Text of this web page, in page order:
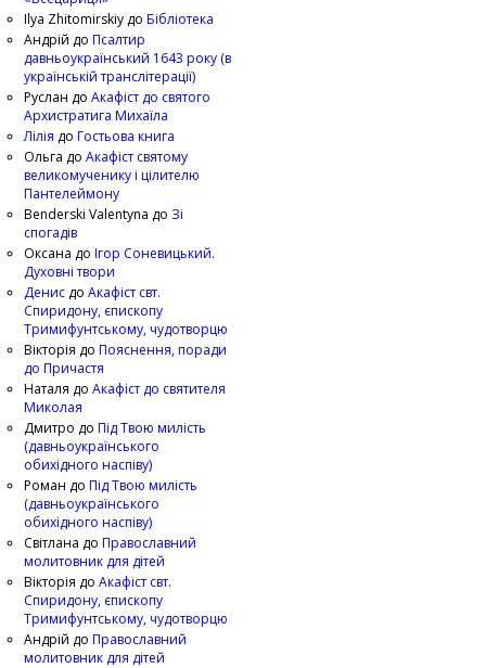
Ilya Zhitomirskiy до Бібліотека
Андрій до Псалтир
давньоукраїнський 1643 року (в
українській транслітерації)
Руслан до Акафіст до святого
Архистратига Михаїла
Лілія до Гостьова книга
Ольга до Акафіст святому
великомученику і цілителю
Пантелеймону
Benderski Valentyna до Зі
спогадів
Оксана до Ігор Соневицький.
Духовні твори
Денис до Акафіст свт.
Спиридону, єпископу
Тримифунтському, чудотворцю
Вікторія до Пояснення, поради
до Причастя
Наталя до Акафіст до святителя
Миколая
Дмитро до Під Твою милість
(давньоукраїнського
обихідного наспіву)
Роман до Під Твою милість
(давньоукраїнського
обихідного наспіву)
Світлана до Православний
молитовник для дітей
Вікторія до Акафіст свт.
Спиридону, єпископу
Тримифунтському, чудотворцю
Андрій до Православний
молитовник для дітей